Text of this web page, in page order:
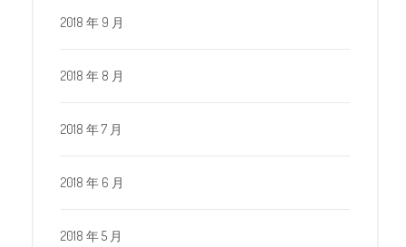
2018 年 9 月
2018 年 8 月
2018 年 7 月
2018 年 6 月
2018 年 5 月